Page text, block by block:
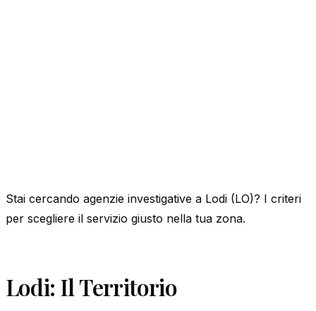
Stai cercando agenzie investigative a Lodi (LO)? I criteri
per scegliere il servizio giusto nella tua zona.
Lodi: Il Territorio